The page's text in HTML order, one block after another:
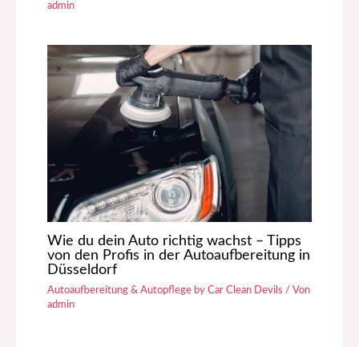
admin
Wie du dein Auto richtig wachst – Tipps
von den Profis in der Autoaufbereitung in
Düsseldorf
Autoaufbereitung & Autopflege by Car Clean Devils / Von
admin